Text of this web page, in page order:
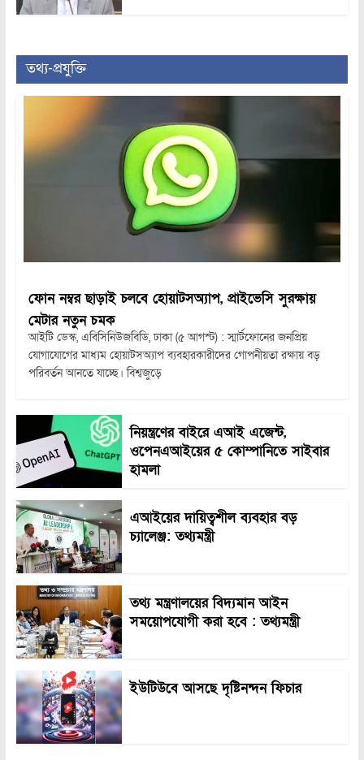
তথ্য-প্রযুক্তি
ফোন নম্বর ছাড়াই চলবে হোয়াটসঅ্যাপ, প্রাইভেসি সুরক্ষায়
মেটার নতুন চমক
আইটি ডেস্ক, এবিসিনিউজবিডি, ঢাকা (৫ আগস্ট) : স্মার্টফোনের জনপ্রিয়
যোগাযোগের মাধ্যম হোয়াটসঅ্যাপ ব্যবহারকারীদের গোপনীয়তা রক্ষায় বড়
পরিবর্তন আনতে যাচ্ছে। বিশ্বজুড়ে
নিয়ন্ত্রণের বাইরে এআই এজেন্ট,
ওপেনএআইয়ের ৫ কোম্পানিতে সাইবার
হামলা
এআইয়ের দায়িত্বশীল ব্যবহার বড়
চ্যালেঞ্জ: তথ্যমন্ত্রী
তথ্য মন্ত্রণালয়ের বিদ্যমান আইন
সময়োপযোগী করা হবে : তথ্যমন্ত্রী
ইউটিউবে আসছে দৃষ্টিনন্দন ফিচার